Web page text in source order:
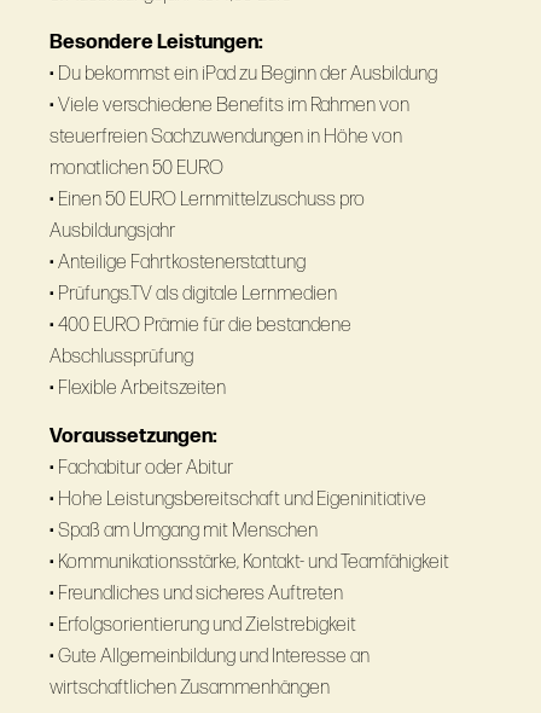
Besondere Leistungen:
• Du bekommst ein iPad zu Beginn der Ausbildung
• Viele verschiedene Benefits im Rahmen von
steuerfreien Sachzuwendungen in Höhe von
monatlichen 50 EURO
• Einen 50 EURO Lernmittelzuschuss pro
Ausbildungsjahr
• Anteilige Fahrtkostenerstattung
• Prüfungs.TV als digitale Lernmedien
• 400 EURO Prämie für die bestandene
Abschlussprüfung
• Flexible Arbeitszeiten
Voraussetzungen:
• Fachabitur oder Abitur
• Hohe Leistungsbereitschaft und Eigeninitiative
• Spaß am Umgang mit Menschen
• Kommunikationsstärke, Kontakt- und Teamfähigkeit
• Freundliches und sicheres Auftreten
• Erfolgsorientierung und Zielstrebigkeit
• Gute Allgemeinbildung und Interesse an
wirtschaftlichen Zusammenhängen